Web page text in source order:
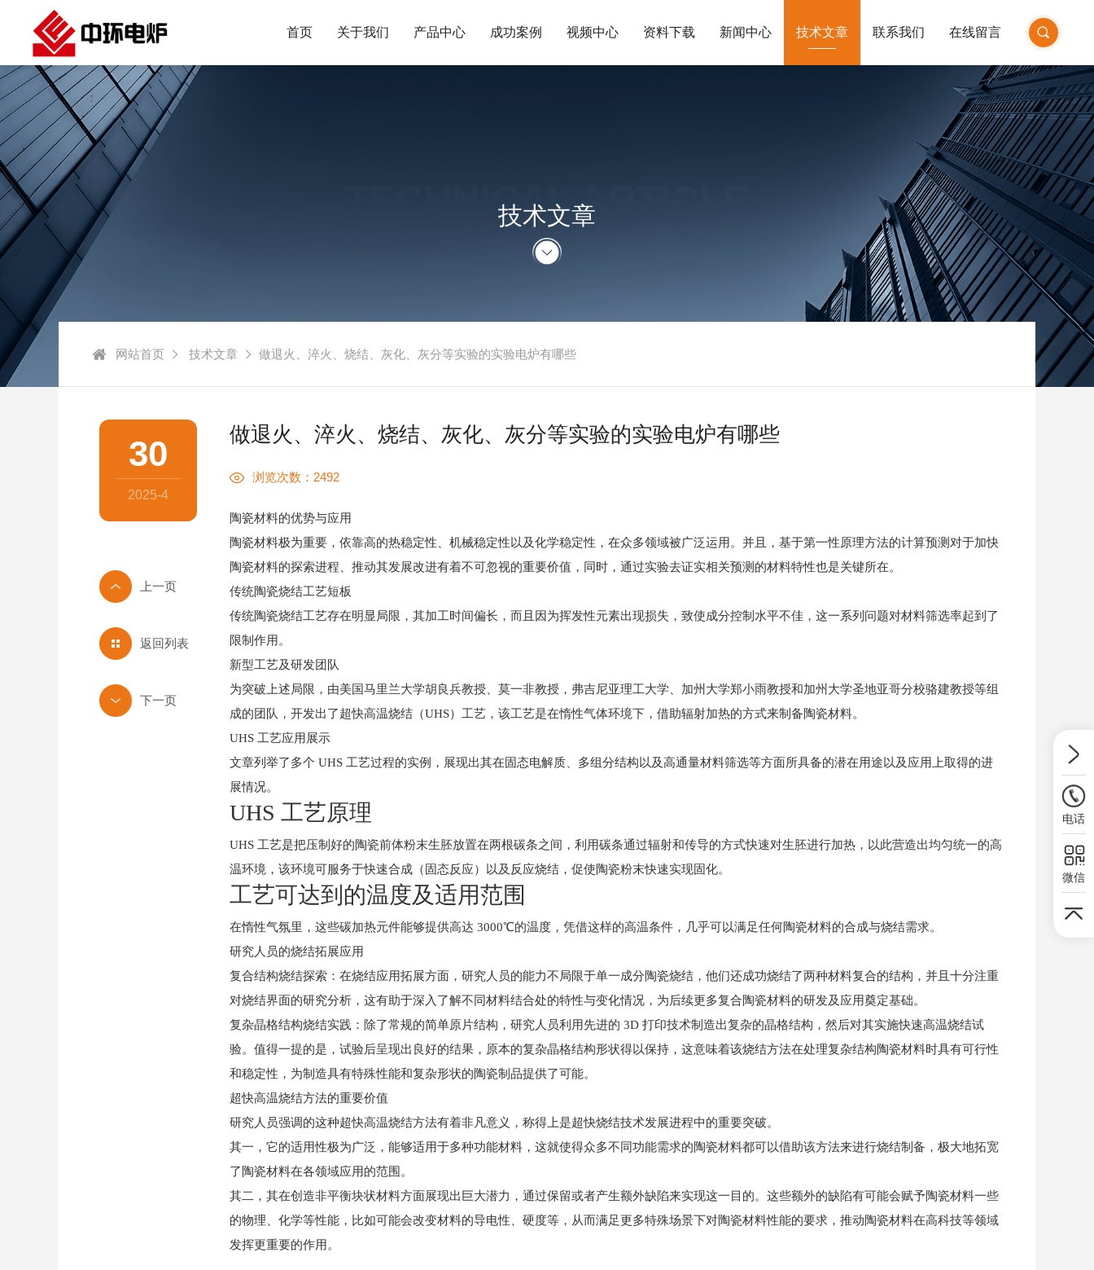
首页 关于我们 产品中心 成功案例 视频中心 资料下载 新闻中心 技术文章 联系我们 在线留言
TECHNICAL ARTICLE
技术文章
网站首页 技术文章 做退火、淬火、烧结、灰化、灰分等实验的实验电炉有哪些
做退火、淬火、烧结、灰化、灰分等实验的实验电炉有哪些
浏览次数：2492
陶瓷材料的优势与应用
陶瓷材料极为重要，依靠高的热稳定性、机械稳定性以及化学稳定性，在众多领域被广泛运用。并且，基于第一性原理方法的计算预测对于加快
陶瓷材料的探索进程、推动其发展改进有着不可忽视的重要价值，同时，通过实验去证实相关预测的材料特性也是关键所在。
传统陶瓷烧结工艺短板
传统陶瓷烧结工艺存在明显局限，其加工时间偏长，而且因为挥发性元素出现损失，致使成分控制水平不佳，这一系列问题对材料筛选率起到了
限制作用。
新型工艺及研发团队
为突破上述局限，由美国马里兰大学胡良兵教授、莫一非教授，弗吉尼亚理工大学、加州大学郑小雨教授和加州大学圣地亚哥分校骆建教授等组
成的团队，开发出了超快高温烧结（UHS）工艺，该工艺是在惰性气体环境下，借助辐射加热的方式来制备陶瓷材料。
UHS 工艺应用展示
文章列举了多个 UHS 工艺过程的实例，展现出其在固态电解质、多组分结构以及高通量材料筛选等方面所具备的潜在用途以及应用上取得的进
展情况。
UHS 工艺原理
UHS 工艺是把压制好的陶瓷前体粉末生胚放置在两根碳条之间，利用碳条通过辐射和传导的方式快速对生胚进行加热，以此营造出均匀统一的高
温环境，该环境可服务于快速合成（固态反应）以及反应烧结，促使陶瓷粉末快速实现固化。
工艺可达到的温度及适用范围
在惰性气氛里，这些碳加热元件能够提供高达 3000℃的温度，凭借这样的高温条件，几乎可以满足任何陶瓷材料的合成与烧结需求。
研究人员的烧结拓展应用
复合结构烧结探索：在烧结应用拓展方面，研究人员的能力不局限于单一成分陶瓷烧结，他们还成功烧结了两种材料复合的结构，并且十分注重
对烧结界面的研究分析，这有助于深入了解不同材料结合处的特性与变化情况，为后续更多复合陶瓷材料的研发及应用奠定基础。
复杂晶格结构烧结实践：除了常规的简单原片结构，研究人员利用先进的 3D 打印技术制造出复杂的晶格结构，然后对其实施快速高温烧结试
验。值得一提的是，试验后呈现出良好的结果，原本的复杂晶格结构形状得以保持，这意味着该烧结方法在处理复杂结构陶瓷材料时具有可行性
和稳定性，为制造具有特殊性能和复杂形状的陶瓷制品提供了可能。
超快高温烧结方法的重要价值
研究人员强调的这种超快高温烧结方法有着非凡意义，称得上是超快烧结技术发展进程中的重要突破。
其一，它的适用性极为广泛，能够适用于多种功能材料，这就使得众多不同功能需求的陶瓷材料都可以借助该方法来进行烧结制备，极大地拓宽
了陶瓷材料在各领域应用的范围。
其二，其在创造非平衡块状材料方面展现出巨大潜力，通过保留或者产生额外缺陷来实现这一目的。这些额外的缺陷有可能会赋予陶瓷材料一些
的物理、化学等性能，比如可能会改变材料的导电性、硬度等，从而满足更多特殊场景下对陶瓷材料性能的要求，推动陶瓷材料在高科技等领域
发挥更重要的作用。
30
2025-4
返回列表
电话
微信